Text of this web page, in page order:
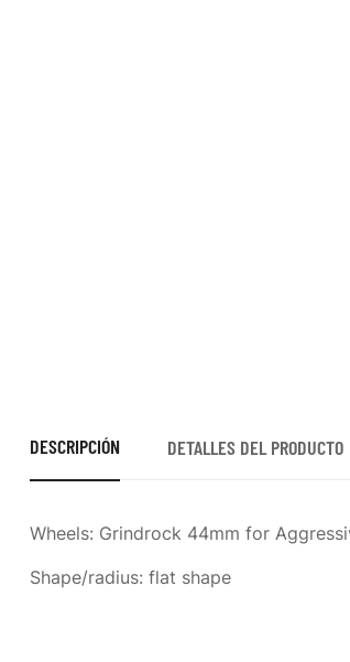
DESCRIPCIÓN DETALLES DEL PRODUCTO
Wheels: Grindrock 44mm for
Shape/radius: flat shape